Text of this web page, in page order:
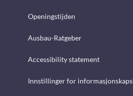
Openingstijden
Ausbau-Ratgeber
Accessibility statement
Innstillinger for